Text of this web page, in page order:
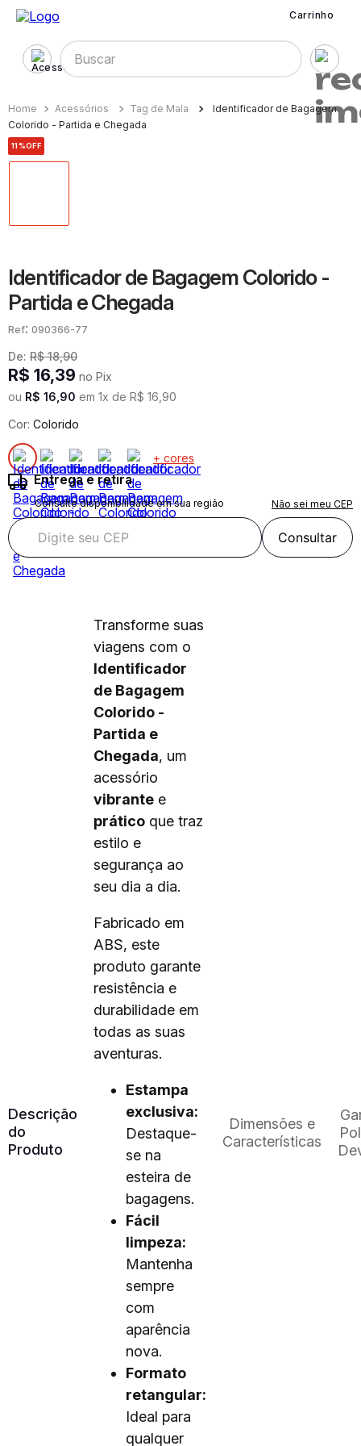
Carrinho
Buscar
Acessórios Tag de Mala
Identificador de Bagagem
Colorido - Partida e Chegada
11%OFF
Identificador de Bagagem Colorido -
Partida e Chegada
: 090366-77
De: R$ 18,90
R$ 16,39 no Pix
ou R$ 16 90 em 1x de R$ 16 90
Cor: Colorido
+ cores
Entrega e retira
Consulte disponibilidade em sua região Não sei meu CEP
Consultar
Descrição
do
Produto
Transforme suas
viagens com o
Identificador
de Bagagem
Colorido -
Partida e
Chegada, um
acessório
vibrante e
prático que traz
estilo e
segurança ao
seu dia a dia.
Fabricado em
ABS, este
produto garante
resistência e
durabilidade em
todas as suas
aventuras.
Estampa
exclusiva:
Destaque-
se na
esteira de
bagagens.
Fácil
limpeza:
Mantenha
sempre
com
aparência
nova.
Formato
retangular:
Ideal para
qualquer
Dimensões e
Características